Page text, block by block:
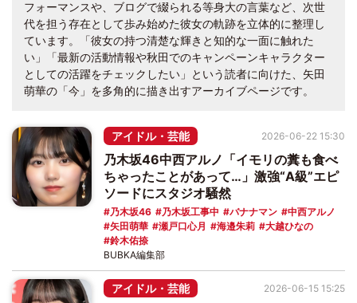
フォーマンスや、ブログで綴られる等身大の言葉など、次世
代を担う存在として歩み始めた彼女の軌跡を立体的に整理し
ています。「彼女の持つ清楚な輝きと知的な一面に触れた
い」「最新の活動情報や秋田でのキャンペーンキャラクター
としての活躍をチェックしたい」という読者に向けた、矢田
萌華の「今」を多角的に描き出すアーカイブページです。
アイドル・芸能
乃木坂46中西アルノ「イモリの糞も食べ
ちゃったことがあって…」激強“A級”エピ
ソードにスタジオ騒然
乃木坂46 乃木坂工事中 バナナマン
中西アルノ
矢田萌華
瀬戸口心月 海邉朱莉
大越ひなの
鈴木佑捺
2026-06-22 15:30
BUBKA編集部
アイドル・芸能 2026-06-15 15:25